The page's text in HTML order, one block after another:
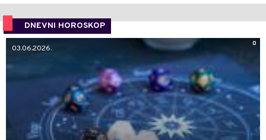
DNEVNI HOROSKOP
0
03.06.2026.